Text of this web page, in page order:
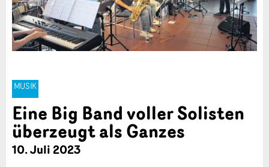
MUSIK
Eine Big Band voller Solisten
überzeugt als Ganzes
10. Juli 2023